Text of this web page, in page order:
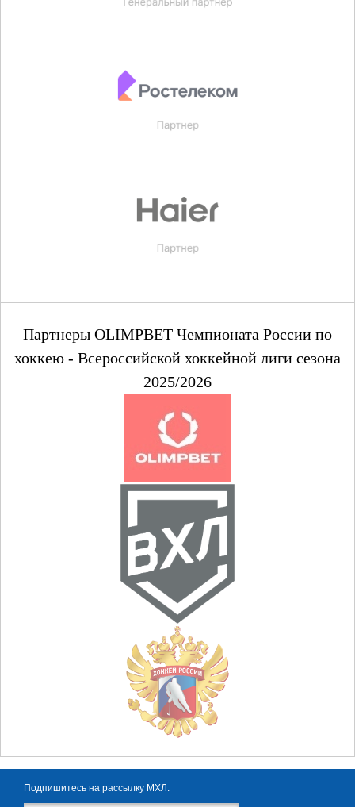
Партнеры OLIMPBET Чемпионата России по
хоккею - Всероссийской хоккейной лиги сезона
2025/2026
Подпишитесь на рассылку МХЛ: